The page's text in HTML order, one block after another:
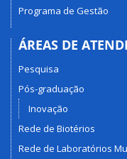
Programa de Gestão
ÁREAS DE
Pesquisa
Pós-graduação
Inovação
Rede de Biotérios
Rede de Laboratórios